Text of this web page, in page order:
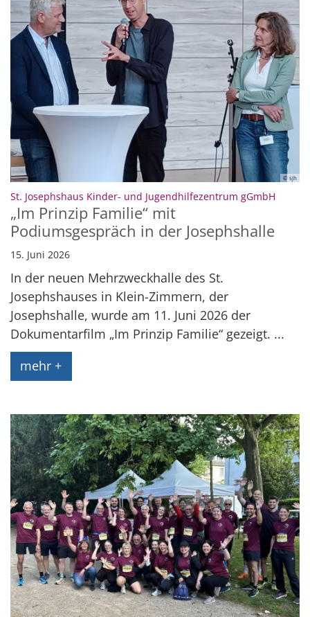
© sjh
St. Josephshaus Kinder- und Jugendhilfezentrum gGmbH
„Im Prinzip Familie“ mit
Podiumsgespräch in der Josephshalle
15. Juni 2026
In der neuen Mehrzweckhalle des St.
Josephshauses in Klein-Zimmern, der
Josephshalle, wurde am 11. Juni 2026 der
Dokumentarfilm „Im Prinzip Familie“ gezeigt. ...
mehr +